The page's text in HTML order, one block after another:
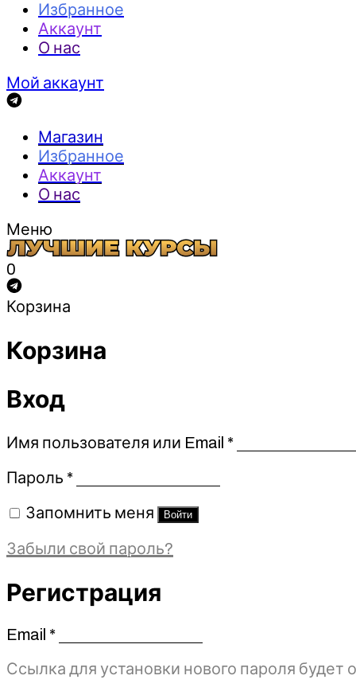
Избранное
Аккаунт
О нас
Мой аккаунт
Магазин
Избранное
Аккаунт
О нас
Меню
0
Корзина
Корзина
Вход
Имя пользователя или Email *Обязательно
Пароль *Обязательно
Запомнить меня Войти
Забыли свой пароль?
Регистрация
Email *Обязательно
Ссылка для установки нового пароля